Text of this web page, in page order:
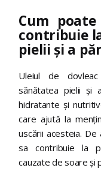
Cum
contribuie
pielii și a
Uleiul de
sănătatea pielii și
hidratante și
care ajută la
uscării acesteia. De
sa contribuie la
cauzate de soare și